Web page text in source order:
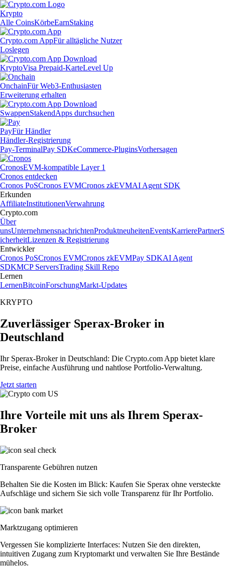
Krypto
Alle CoinsKörbeEarnStaking
Crypto.com AppFür alltägliche Nutzer
Loslegen
KryptoVisa Prepaid-KarteLevel Up
OnchainFür Web3-Enthusiasten
Erweiterung erhalten
SwappenStakendApps durchsuchen
PayFür Händler
Händler-Registrierung
Pay-TerminalPay SDKeCommerce-PluginsVorhersagen
CronosEVM-kompatible Layer 1
Cronos entdecken
Cronos PoSCronos EVMCronos zkEVMAI Agent SDK
Erkunden
AffiliateInstitutionenVerwahrung
Crypto.com
Über
unsUnternehmensnachrichtenProduktneuheitenEventsKarrierePartnerS
icherheitLizenzen & Registrierung
Entwickler
Cronos PoSCronos EVMCronos zkEVMPay SDKAI Agent
SDKMCP ServersTrading Skill Repo
Lernen
LernenBitcoinForschungMarkt-Updates
KRYPTO
Zuverlässiger Sperax-Broker in
Deutschland
Ihr Sperax-Broker in Deutschland: Die Crypto.com App bietet klare
Preise, einfache Ausführung und nahtlose Portfolio-Verwaltung.
Jetzt starten
Ihre Vorteile mit uns als Ihrem Sperax-
Broker
Transparente Gebühren nutzen
Behalten Sie die Kosten im Blick: Kaufen Sie Sperax ohne versteckte
Aufschläge und sichern Sie sich volle Transparenz für Ihr Portfolio.
Marktzugang optimieren
Vergessen Sie komplizierte Interfaces: Nutzen Sie den direkten,
intuitiven Zugang zum Kryptomarkt und verwalten Sie Ihre Bestände
mühelos.